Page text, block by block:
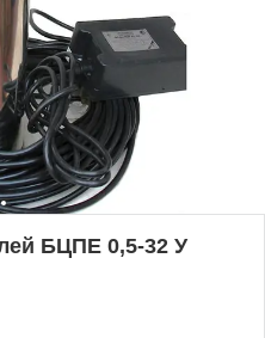
БЦПЕ 0,5-32 У